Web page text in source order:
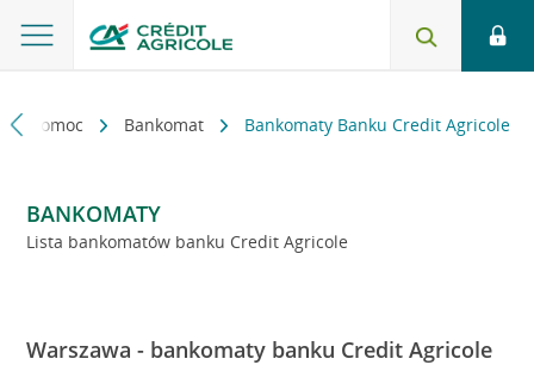
i pomoc Bankomat Bankomaty Banku Credit Agricole
BANKOMATY
Lista bankomatów banku Credit Agricole
Warszawa - bankomaty banku Credit Agricole